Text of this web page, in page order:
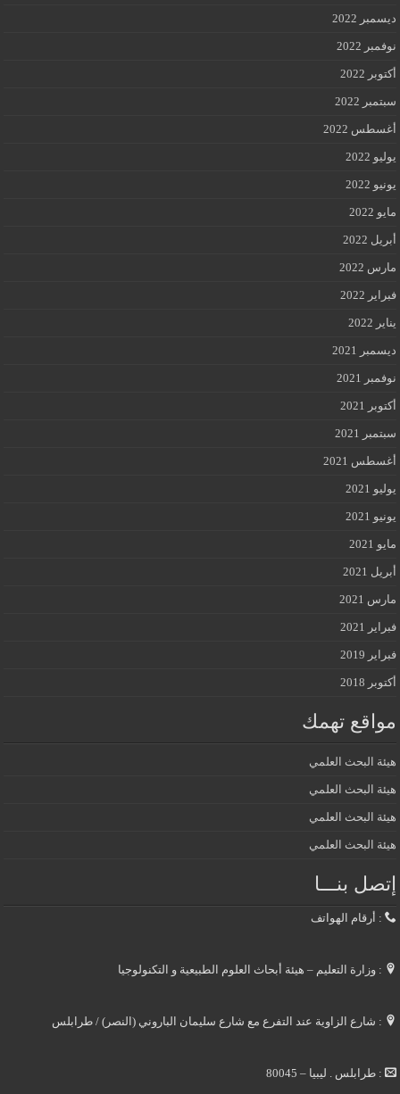
ديسمبر 2022
نوفمبر 2022
أكتوبر 2022
سبتمبر 2022
أغسطس 2022
يوليو 2022
يونيو 2022
مايو 2022
أبريل 2022
مارس 2022
فبراير 2022
يناير 2022
ديسمبر 2021
نوفمبر 2021
أكتوبر 2021
سبتمبر 2021
أغسطس 2021
يوليو 2021
يونيو 2021
مايو 2021
أبريل 2021
مارس 2021
فبراير 2021
فبراير 2019
أكتوبر 2018
مواقع تهمك
هيئة البحث العلمي
هيئة البحث العلمي
هيئة البحث العلمي
هيئة البحث العلمي
إتصل بنـــا
: أرقام الهواتف
: وزارة التعليم – هيئة أبحاث العلوم الطبيعية و التكنولوجيا
: شارع الزاوية عند التفرع مع شارع سليمان الباروني (النصر) / طرابلس
: طرابلس . ليبيا – 80045